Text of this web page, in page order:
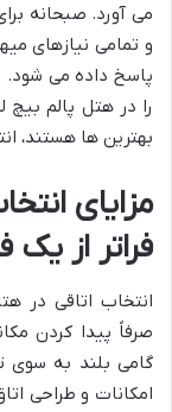
می آورد. صبحانه
و تمامی نیازهای
پاسخ داده می شود.
را در هتل پالم بیچ
بهترین ها هستند،
مزایای
فراتر از
انتخاب اتاقی در
صرفاً پیدا کردن
گامی بلند به سوی
امکانات و طراحی